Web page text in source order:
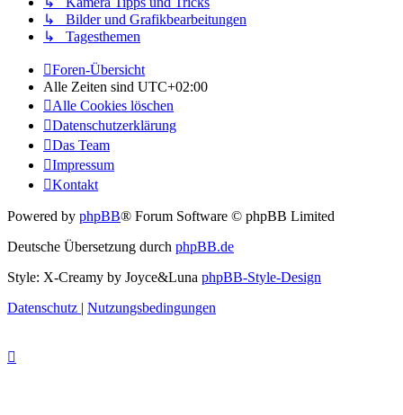
↳ Bilder und Grafikbearbeitungen
↳ Tagesthemen
Foren-Übersicht
Alle Zeiten sind UTC+02:00
Alle Cookies löschen
Datenschutzerklärung
Das Team
Impressum
Kontakt
Powered by phpBB® Forum Software © phpBB Limited
Deutsche Übersetzung durch phpBB.de
Style: X-Creamy by Joyce&Luna phpBB-Style-Design
Datenschutz
Nutzungsbedingungen